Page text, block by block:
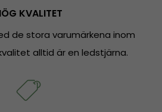
KVALITET
de stora varumärkena inom
alltid är en ledstjärna.